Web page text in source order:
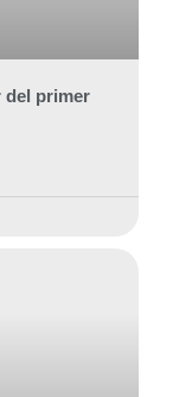
del primer